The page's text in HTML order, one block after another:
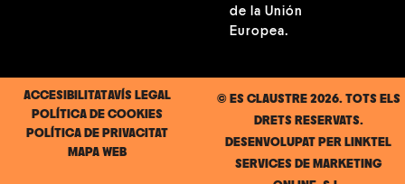
de la Unión
Europea.
© ES CLAUSTRE 2026. TOTS ELS
DRETS RESERVATS.
DESENVOLUPAT PER LINKTEL
SERVICES DE MARKETING
ACCESIBILITATAVÍS LEGAL
POLÍTICA DE COOKIES
POLÍTICA DE PRIVACITAT
MAPA WEB